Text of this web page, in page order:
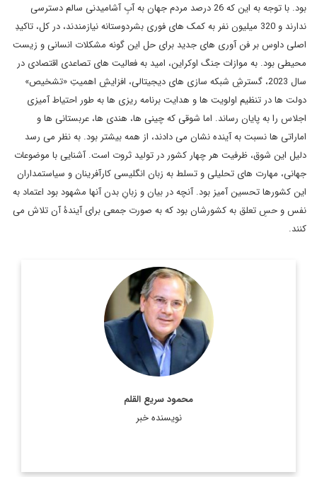
بود. با توجه به این که 26 درصد مردم جهان به آبِ آشامیدنی سالم دسترسی
ندارند و 320 میلیون نفر به کمک های فوری بشردوستانه نیازمندند، در کل، تاکیدِ
اصلی داوس بر فن آوری های جدید برای حل این گونه مشکلات انسانی و زیست
محیطی بود. به موازات جنگ اوکراین، امید به فعالیت های تصاعدی اقتصادی در
سال 2023، گسترشِ شبکه سازی های دیجیتالی، افزایشِ اهمیتِ «تشخیص»
دولت ها در تنظیم اولویت ها و هدایت برنامه ریزی ها به طور احتیاط آمیزی
اجلاس را به پایان رساند. اما شوقی که چینی ها، هندی ها، عربستانی ها و
اماراتی ها نسبت به آینده نشان می دادند، از همه بیشتر بود. به نظر می رسد
دلیل این شوق، ظرفیت هر چهار کشور در تولید ثروت است. آشنایی با موضوعات
جهانی، مهارت های تحلیلی و تسلط به زبان انگلیسی کارآفرینان و سیاستمداران
این کشورها تحسین آمیز بود. آنچه در بیان و زبانِ بدن آنها مشهود بود اعتماد به
نفس و حسِ تعلق به کشورشان بود که به صورت جمعی برای آیندۀ آن تلاش می
کنند.
محمود سریع القلم
نویسنده خبر
عضو هیئت علمی و استاد دانشگاه شهید بهشتی و کارشناس ارشد
روابط بین‌الملل.
اطلاعات بیشتر